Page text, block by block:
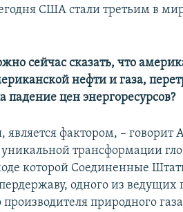
США стали третьим в
сейчас сказать, что
нефти и газа,
падение цен энергоресурсов?
является фактором, – говорит
трансформации
которой Соединенные
одного из ведущих
природного